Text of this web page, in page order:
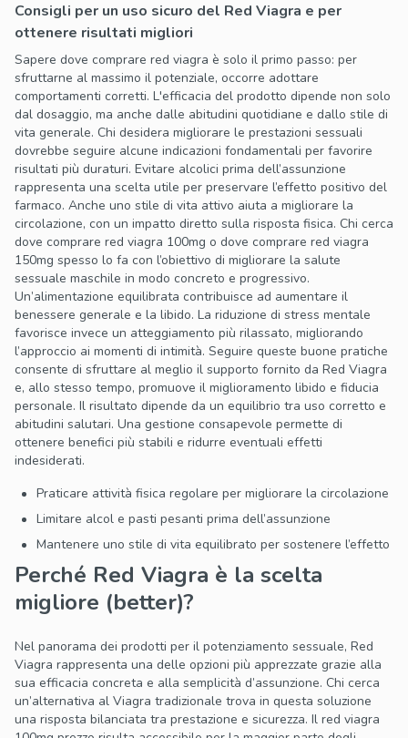
Consigli per un uso sicuro del Red Viagra e per
ottenere risultati migliori
Sapere dove comprare red viagra è solo il primo passo: per
sfruttarne al massimo il potenziale, occorre adottare
comportamenti corretti. L'efficacia del prodotto dipende non solo
dal dosaggio, ma anche dalle abitudini quotidiane e dallo stile di
vita generale. Chi desidera migliorare le prestazioni sessuali
dovrebbe seguire alcune indicazioni fondamentali per favorire
risultati più duraturi. Evitare alcolici prima dell’assunzione
rappresenta una scelta utile per preservare l’effetto positivo del
farmaco. Anche uno stile di vita attivo aiuta a migliorare la
circolazione, con un impatto diretto sulla risposta fisica. Chi cerca
dove comprare red viagra 100mg o dove comprare red viagra
150mg spesso lo fa con l’obiettivo di migliorare la salute
sessuale maschile in modo concreto e progressivo.
Un’alimentazione equilibrata contribuisce ad aumentare il
benessere generale e la libido. La riduzione di stress mentale
favorisce invece un atteggiamento più rilassato, migliorando
l’approccio ai momenti di intimità. Seguire queste buone pratiche
consente di sfruttare al meglio il supporto fornito da Red Viagra
e, allo stesso tempo, promuove il miglioramento libido e fiducia
personale. Il risultato dipende da un equilibrio tra uso corretto e
abitudini salutari. Una gestione consapevole permette di
ottenere benefici più stabili e ridurre eventuali effetti
indesiderati.
Praticare attività fisica regolare per migliorare la circolazione
Limitare alcol e pasti pesanti prima dell’assunzione
Mantenere uno stile di vita equilibrato per sostenere l’effetto
Perché Red Viagra è la scelta
migliore (better)?
Nel panorama dei prodotti per il potenziamento sessuale, Red
Viagra rappresenta una delle opzioni più apprezzate grazie alla
sua efficacia concreta e alla semplicità d’assunzione. Chi cerca
un’alternativa al Viagra tradizionale trova in questa soluzione
una risposta bilanciata tra prestazione e sicurezza. Il red viagra